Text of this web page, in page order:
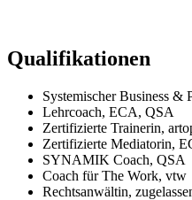
Qualifikationen
Systemischer Business &
Lehrcoach, ECA, QSA
Zertifizierte Trainerin,
Zertifizierte Mediatorin,
SYNAMIK Coach, QSA
Coach für The Work, vtw
Rechtsanwältin,